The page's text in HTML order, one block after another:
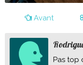
Avant
Pas top